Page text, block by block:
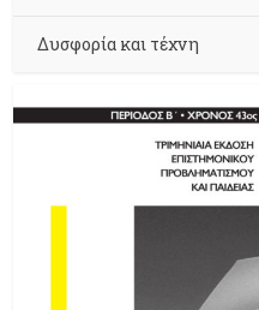
Δυσφορία και τέχνη